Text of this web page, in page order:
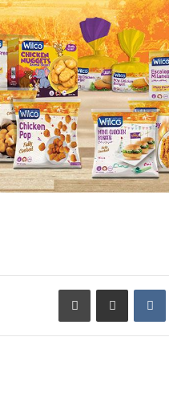
مشاركة عبر البريد طباعة